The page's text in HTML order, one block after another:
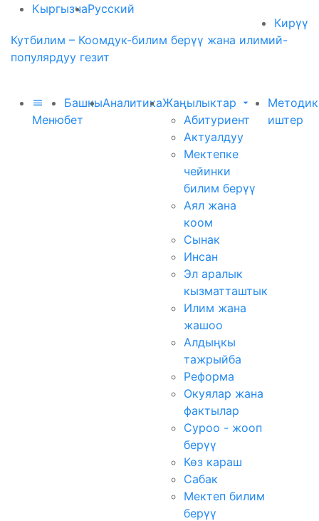
КыргызчаРусский
Кирүү
Кутбилим – Коомдук-билим берүү жана илимий-
популярдуу гезит
Меню
Башкы
бет
АналитикаЖаңылыктар
Абитуриент
Актуалдуу
Мектепке
чейинки
билим берүү
Аял жана
коом
Сынак
Инсан
Эл аралык
кызматташтык
Илим жана
жашоо
Алдыңкы
тажрыйба
Реформа
Окуялар жана
фактылар
Суроо - жооп
берүү
Көз караш
Сабак
Мектеп билим
берүү
иштер